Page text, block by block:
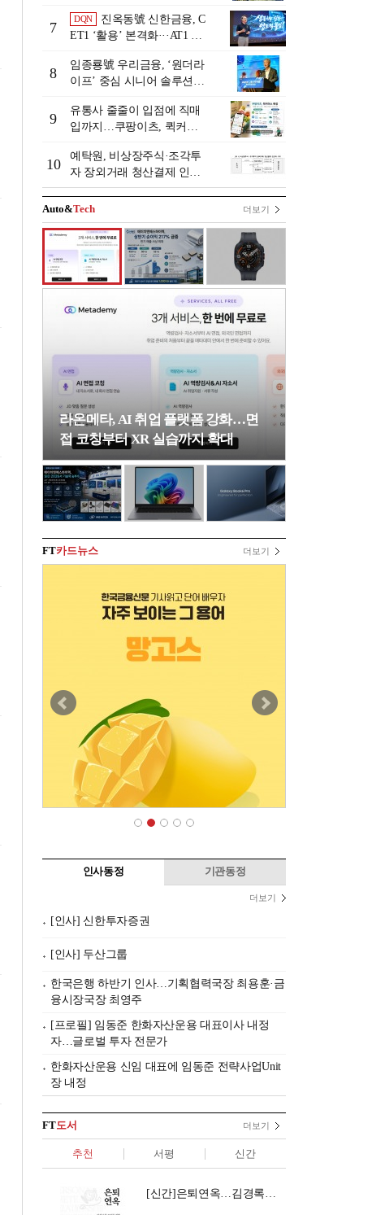
7
DQN
진옥동號 신한금융, C
ET1 ‘활용’ 본격화···AT1 늘
view]
8
임종룡號 우리금융, ‘원더라
이프’ 중심 시니어 솔루션
[금융 시니어 비즈니스 돋보
기]
9
유통사 줄줄이 입점에 직매
입까지…쿠팡이츠, 퀵커머
10
예탁원, 비상장주식·조각투
자 장외거래 청산결제 인프
라 구축 착수
Auto&Tech 더보기
라온메타, AI 취업 플랫폼 강화…면
접 코칭부터 XR 실습까지 확대
FT카드뉴스 더보기
인사동정 기관동정
더보기
[인사] 신한투자증권
[인사] 두산그룹
한국은행 하반기 인사…기획협력국장 최용훈·금
융시장국장 최영주
[프로필] 임동준 한화자산운용 대표이사 내정
자…글로벌 투자 전문가
한화자산운용 신임 대표에 임동준 전략사업Unit
장 내정
FT도서 더보기
추천 서평 신간
[신간]은퇴연옥…김경록의 은퇴 후 삶의 나침반